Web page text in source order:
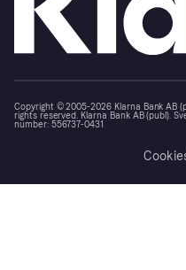
Copyright © 2005-2026 Klarna Bank AB
rights reserved. Klarna Bank AB (publ).
number: 556737-0431